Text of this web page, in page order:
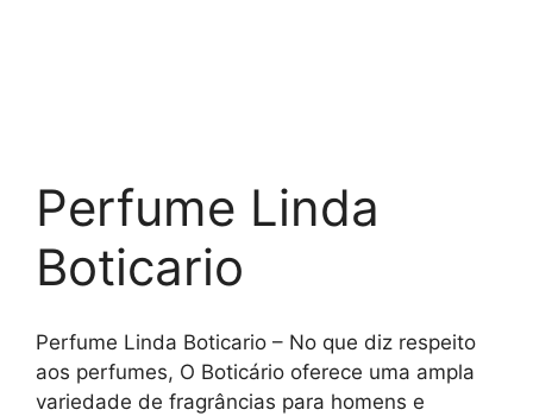
Perfume Linda
Boticario
Perfume Linda Boticario – No que diz respeito
aos perfumes, O Boticário oferece uma ampla
variedade de fragrâncias para homens e